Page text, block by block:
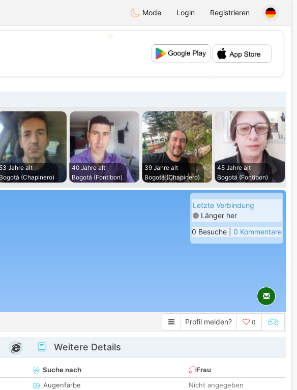
Mode Login Registrieren
53 Jahre alt
(Chapinero)
40 Jahre alt
Bogotá (Fontibon)
39 Jahre alt
Bogotá (Chapinero)
45 Jahre alt
Bogotá (Fontibon)
Letzte Verbindung
Länger her
0 Besuche | 0 Kommentare
Profil melden? 0
Weitere Details
Suche nach
Frau
Augenfarbe
Nicht angegeben